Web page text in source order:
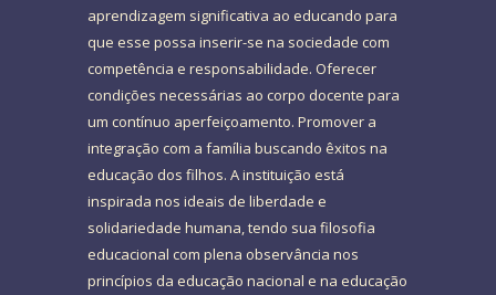
aprendizagem significativa ao educando para
que esse possa inserir-se na sociedade com
competência e responsabilidade. Oferecer
condições necessárias ao corpo docente para
um contínuo aperfeiçoamento. Promover a
integração com a família buscando êxitos na
educação dos filhos. A instituição está
inspirada nos ideais de liberdade e
solidariedade humana, tendo sua filosofia
educacional com plena observância nos
princípios da educação nacional e na educação